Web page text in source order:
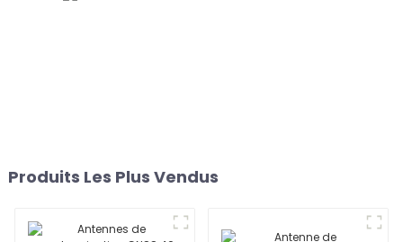
Produits Les Plus Vendus